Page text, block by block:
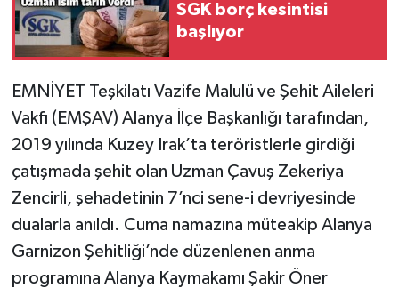
SGK borç kesintisi
başlıyor
EMNİYET Teşkilatı Vazife Malulü ve Şehit Aileleri
Vakfı (EMŞAV) Alanya İlçe Başkanlığı tarafından,
2019 yılında Kuzey Irak’ta teröristlerle girdiği
çatışmada şehit olan Uzman Çavuş Zekeriya
Zencirli, şehadetinin 7’nci sene-i devriyesinde
dualarla anıldı. Cuma namazına müteakip Alanya
Garnizon Şehitliği’nde düzenlenen anma
programına Alanya Kaymakamı Şakir Öner